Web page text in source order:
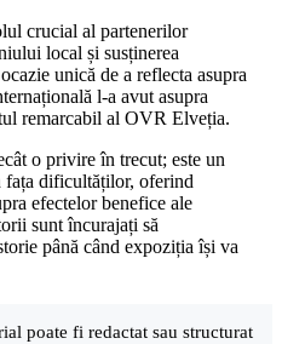
crucial al partenerilor
local și susținerea
unică de a reflecta asupra
l-a avut asupra
remarcabil al OVR Elveția.
o privire în trecut; este un
fața dificultăților, oferind
efectelor benefice ale
sunt încurajați să
până când expoziția își va
poate fi redactat sau structurat